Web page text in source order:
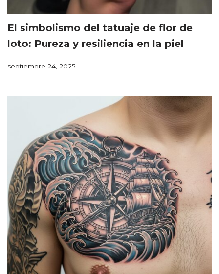
El simbolismo del tatuaje de flor de
loto: Pureza y resiliencia en la piel
septiembre 24, 2025